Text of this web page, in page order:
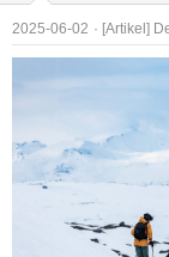
2025-06-02 [Artikel]